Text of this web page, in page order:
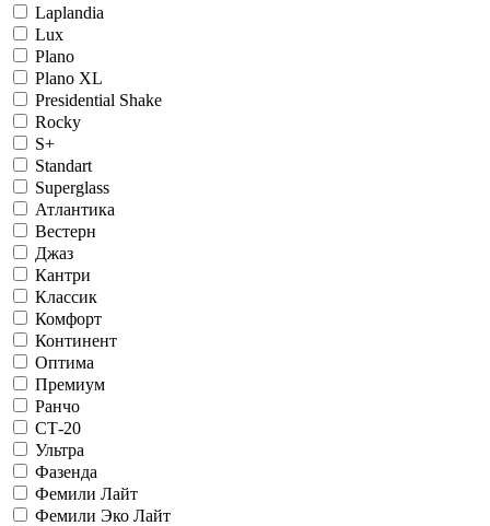
Laplandia
Lux
Plano
Plano XL
Presidential Shake
Rocky
S+
Standart
Superglass
Атлантика
Вестерн
Джаз
Кантри
Классик
Комфорт
Континент
Оптима
Премиум
Ранчо
СТ-20
Ультра
Фазенда
Фемили Лайт
Фемили Эко Лайт